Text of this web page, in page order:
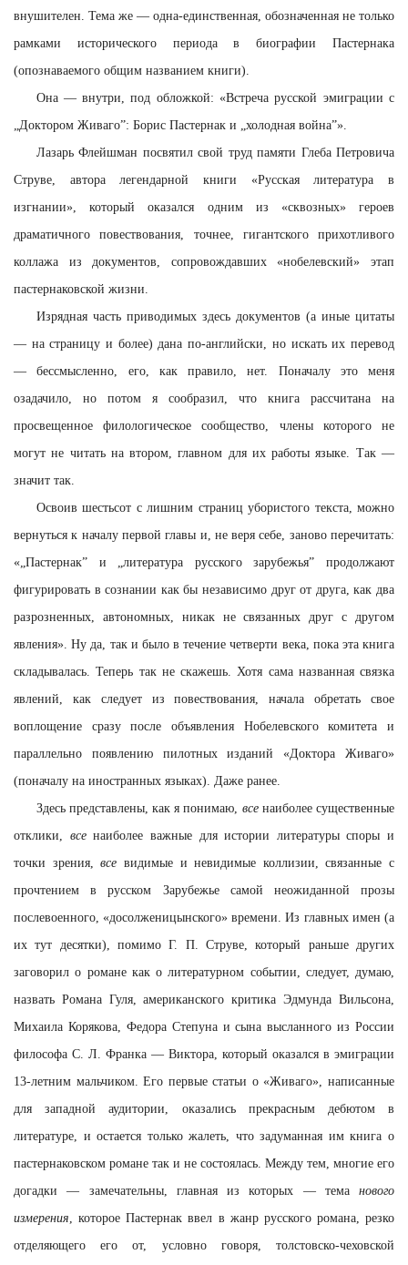
внушителен. Тема же — одна-единственная, обозначенная не только
рамками исторического периода в биографии Пастернака
(опознаваемого общим названием книги).
Она — внутри, под обложкой: «Встреча русской эмиграции с
„Доктором Живаго”: Борис Пастернак и „холодная война”».
Лазарь Флейшман посвятил свой труд памяти Глеба Петровича
Струве, автора легендарной книги «Русская литература в
изгнании», который оказался одним из «сквозных» героев
драматичного повествования, точнее, гигантского прихотливого
коллажа из документов, сопровождавших «нобелевский» этап
пастернаковской жизни.
Изрядная часть приводимых здесь документов (а иные цитаты
— на страницу и более) дана по-английски, но искать их перевод
— бессмысленно, его, как правило, нет. Поначалу это меня
озадачило, но потом я сообразил, что книга рассчитана на
просвещенное филологическое сообщество, члены которого не
могут не читать на втором, главном для их работы языке. Так —
значит так.
Освоив шестьсот с лишним страниц убористого текста, можно
вернуться к началу первой главы и, не веря себе, заново перечитать:
«„Пастернак” и „литература русского зарубежья” продолжают
фигурировать в сознании как бы независимо друг от друга, как два
разрозненных, автономных, никак не связанных друг с другом
явления». Ну да, так и было в течение четверти века, пока эта книга
складывалась. Теперь так не скажешь. Хотя сама названная связка
явлений, как следует из повествования, начала обретать свое
воплощение сразу после объявления Нобелевского комитета и
параллельно появлению пилотных изданий «Доктора Живаго»
(поначалу на иностранных языках). Даже ранее.
Здесь представлены, как я понимаю, всенаиболее существенные
отклики, всенаиболее важные для истории литературы споры и
точки зрения,все видимые и невидимые коллизии, связанные с
прочтением в русском Зарубежье самой неожиданной прозы
послевоенного, «досолженицынского» времени. Из главных имен (а
их тут десятки), помимо Г. П. Струве, который раньше других
заговорил о романе как о литературном событии, следует, думаю,
назвать Романа Гуля, американского критика Эдмунда Вильсона,
Михаила Корякова, Федора Степуна и сына высланного из России
философа С. Л. Франка — Виктора, который оказался в эмиграции
13-летним мальчиком. Его первые статьи о «Живаго», написанные
для западной аудитории, оказались прекрасным дебютом в
литературе, и остается только жалеть, что задуманная им книга о
пастернаковском романе так и не состоялась. Между тем, многие его
догадки — замечательны, главная из которых — тема нового
измерения, которое Пастернак ввел в жанр русского романа, резко
отделяющего его от, условно говоря, толстовско-чеховской